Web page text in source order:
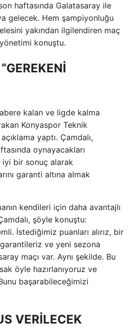
haftasında Galatasaray ile
gelecek. Hem şampiyonluğu
yakından ilgilendiren maç
konuştu.
kalan ve ligde kalma
Konyaspor Teknik
yaptı. Çamdalı,
oynayacakları
iyi bir sonuç alarak
garanti altına almak
kendileri için daha avantajlı
şöyle konuştu:
İstediğimiz puanları alırız, bir
ve yeni sezona
maçı var. Aynı şekilde. Bu
öyle hazırlanıyoruz ve
başarabileceğimizi
VERİLECEK